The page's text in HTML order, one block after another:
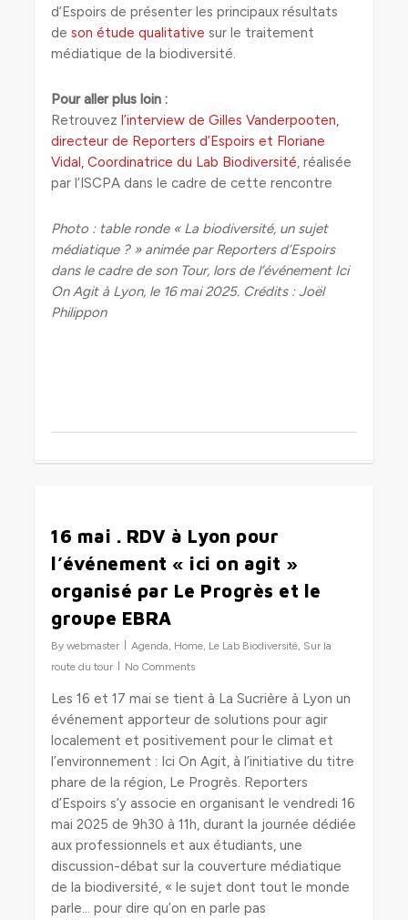
d’Espoirs de présenter les principaux résultats
deson étude qualitative sur le traitement
médiatique de la biodiversité.
Pour aller plus loin :
Retrouvezl’interview de Gilles Vanderpooten,
directeur de Reporters d’Espoirs et Floriane
Vidal, Coordinatrice du Lab Biodiversité, réalisée
par l’ISCPA dans le cadre de cette rencontre
Photo : table ronde « La biodiversité, un sujet
médiatique ? » animée par Reporters d’Espoirs
dans le cadre de son Tour, lors de l’événement Ici
On Agit à Lyon, le 16 mai 2025. Crédits : Joël
Philippon
16 mai . RDV à Lyon pour
l’événement « ici on agit »
organisé par Le Progrès et le
groupe EBRA
By webmaster Agenda, Home, Le Lab Biodiversité, Sur la
route du tour
No Comments
Les 16 et 17 mai se tient à La Sucrière à Lyon un
événement apporteur de solutions pour agir
localement et positivement pour le climat et
l’environnement : Ici On Agit, à l’initiative du titre
phare de la région, Le Progrès. Reporters
d’Espoirs s’y associe en organisant le vendredi 16
mai 2025 de 9h30 à 11h, durant la journée dédiée
aux professionnels et aux étudiants, une
discussion-débat sur la couverture médiatique
de la biodiversité, « le sujet dont tout le monde
parle… pour dire qu’on en parle pas